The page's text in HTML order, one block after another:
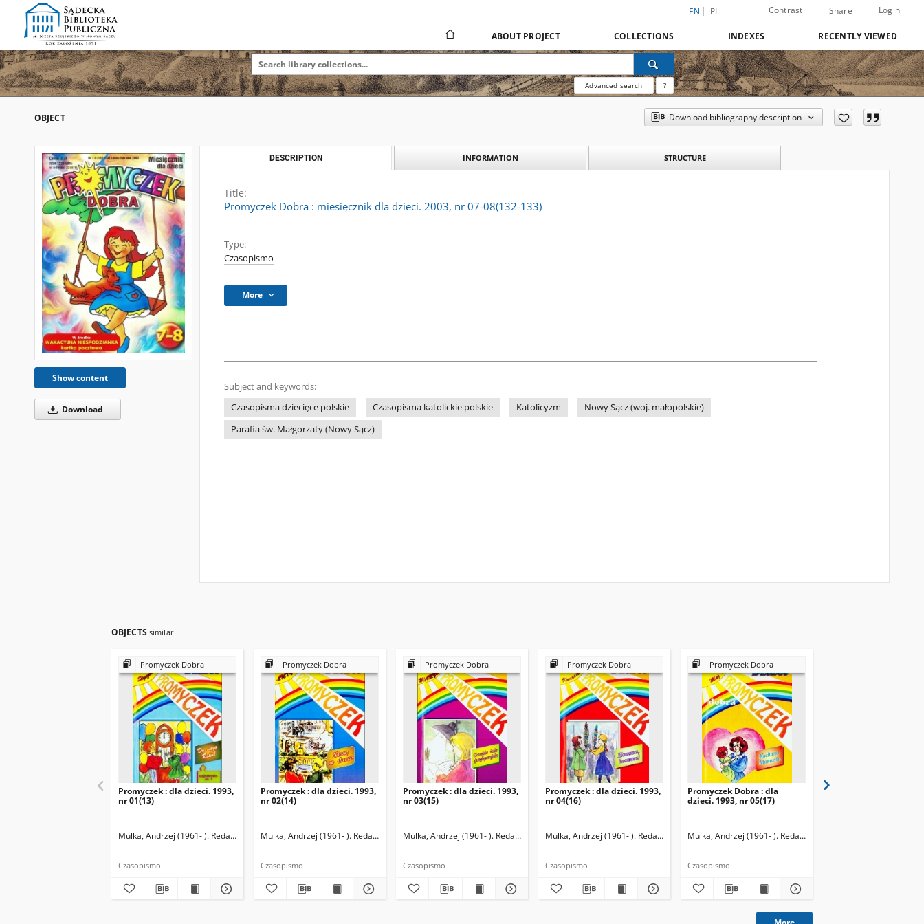
EN PL Contrast Share Login
ABOUT PROJECT COLLECTIONS INDEXES RECENTLY VIEWED
Advanced search ?
OBJECT Download bibliography description
Show content
Download
DESCRIPTION INFORMATION STRUCTURE
Title:
Promyczek Dobra : miesięcznik dla dzieci. 2003, nr 07-08(132-133)
Type:
Czasopismo
More
Subject and keywords:
Czasopisma dziecięce polskie
Czasopisma katolickie polskie Katolicyzm
Nowy Sącz (woj. małopolskie)
Parafia św. Małgorzaty (Nowy Sącz)
OBJECTS similar
Promyczek Dobra
Promyczek : dla dzieci. 1993,
nr 01(13)
Mulka, Andrzej (1961- ). Redaktor naczelny
Czasopismo
Promyczek Dobra
Promyczek : dla dzieci. 1993,
nr 02(14)
Mulka, Andrzej (1961- ). Redaktor naczelny
Czasopismo
Promyczek Dobra
Promyczek : dla dzieci. 1993,
nr 03(15)
Mulka, Andrzej (1961- ). Redaktor naczelny
Czasopismo
Promyczek Dobra
Promyczek : dla dzieci. 1993,
nr 04(16)
Mulka, Andrzej (1961- ). Redaktor naczelny
Czasopismo
Promyczek Dobra
Promyczek Dobra : dla
dzieci. 1993, nr 05(17)
Mulka, Andrzej (1961- ). Redaktor naczelny
Czasopismo